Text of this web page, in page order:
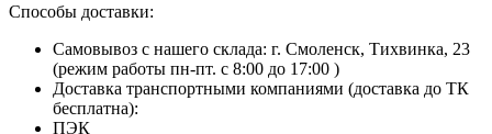
Способы доставки:
Самовывоз с нашего склада: г. Смоленск, Тихвинка, 23
(режим работы пн-пт. с 8:00 до 17:00 )
Доставка транспортными компаниями (доставка до ТК
бесплатна):
ПЭК